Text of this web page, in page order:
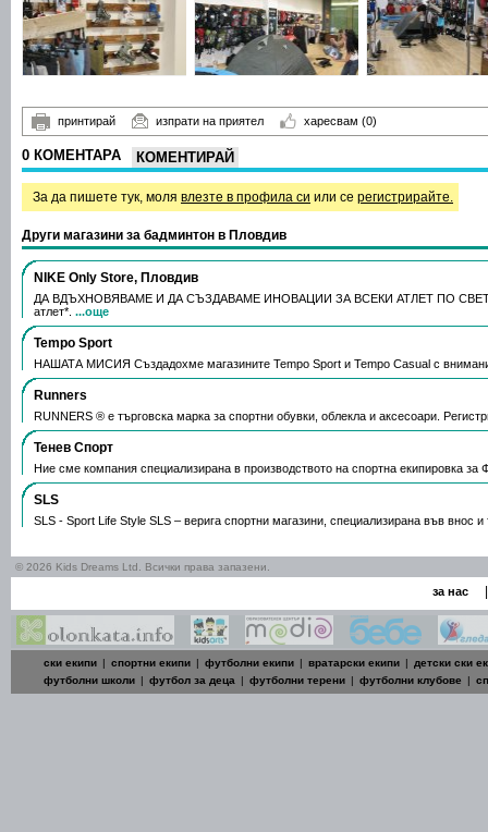
принтирай изпрати на приятел харесвам (0)
0 КОМЕНТАРА КОМЕНТИРАЙ
За да пишете тук, моля влезте в профила си или се регистрирайте.
Други магазини за бадминтон в Пловдив
NIKE Only Store, Пловдив
ДА ВДЪХНОВЯВАМЕ И ДА СЪЗДАВАМЕ ИНОВАЦИИ ЗА ВСЕКИ АТЛЕТ ПО СВЕТА.
атлет*. ...още
Tempo Sport
НАШАТА МИСИЯ Създадохме магазините Tempo Sport и Tempo Casual с
Runners
RUNNERS ® е търговска марка за спортни обувки, облекла и аксесоари.
Тенев Спорт
Ние сме компания специализирана в производството на спортна екипировка за
SLS
SLS - Sport Life Style SLS – верига спортни магазини, специализирана във внос
© 2026 Kids Dreams Ltd. Всички права запазени.
за нас
ски екипи спортни екипи футболни екипи вратарски екипи
детски ски
футболни школи
футбол за деца футболни терени футболни клубове